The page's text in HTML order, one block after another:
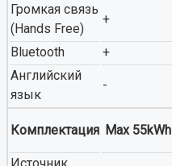
Громкая связь
(Hands Free)
+
Bluetooth +
Английский
язык
-
Комплектация Max 55kWh
Источник